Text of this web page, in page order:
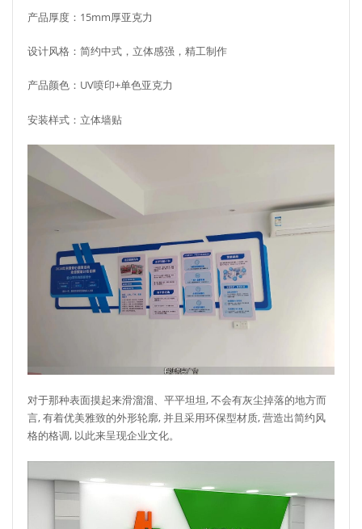
产品厚度：15mm厚亚克力
设计风格：简约中式，立体感强，精工制作
产品颜色：UV喷印+单色亚克力
安装样式：立体墙贴
对于那种表面摸起来滑溜溜、平平坦坦, 不会有灰尘掉落的地方而
言, 有着优美雅致的外形轮廓, 并且采用环保型材质, 营造出简约风
格的格调, 以此来呈现企业文化。